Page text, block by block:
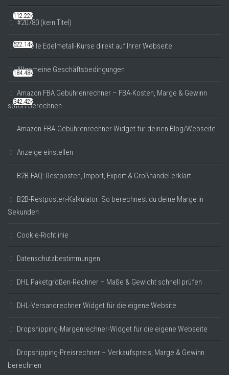
#20780 (kein Titel)
Aktuelle Edelmetall-Kurse direkt auf Ihrer Webseite
Allgemeine Geschäftsbedingungen
Amazon FBA Gebührenrechner – FBA-Kosten, Marge & Gewinn
sofort berechnen
Amazon-FBA-Gebührenrechner Widget für deinen Blog/Webseite
Anzeige einstellen
B2B-FAQ: Restposten, Import, Export & Großhandel erklärt
B2B-Restposten-Kalkulator: So berechnest du deine Marge in
Sekunden
Cookie-Richtlinie
Datenschutzbestimmungen
DHL Paketgrößen-Rechner – Maße & Gewicht schnell prüfen
DHL-Versandrechner Widget für die eigene Website.
Dropshipping-Margenrechner-Widget für die eigene Webseite
Dropshipping-Preisrechner – Verkaufspreis, Marge & Gewinn
berechnen
112.22k
522.14k
184.48k
342.42k